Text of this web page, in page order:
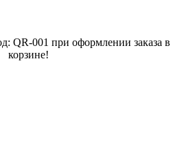
QR-001 при оформлении заказа в
корзине!